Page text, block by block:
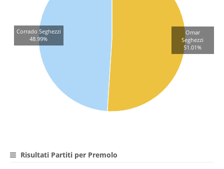
Omar
Seghezzi
51.01%
Corrado Seghezzi
48.99%
Risultati Partiti per Premolo